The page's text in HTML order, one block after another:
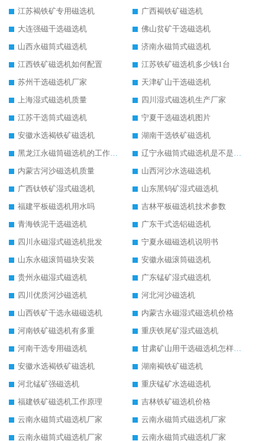
江苏褐铁矿专用磁选机
广西褐铁矿磁选机
大连强磁干选磁选机
佛山贫矿干选磁选机
山西永磁筒式磁选机
济南永磁筒式磁选机
江西铁矿磁选机如何配置
江苏铁矿磁选机多少钱1台
苏州干选磁选机厂家
天津矿山干选磁选机
上海湿式磁选机质量
四川湿式磁选机生产厂家
江苏干选筒式磁选机
宁夏干选磁选机图片
安徽水选褐铁矿磁选机
湖南干选铁矿磁选机
黑龙江永磁筒磁选机的工作原理
辽宁永磁筒式磁选机是不是强磁
内蒙古河沙磁选机质量
山西河沙水选磁选机
广西钛铁矿湿式磁选机
山东黑钨矿湿式磁选机
福建平板磁选机用水吗
吉林平板磁选机技术参数
青海铁泥干选磁选机
广东干式选铝磁选机
四川永磁湿式磁选机批发
宁夏永磁磁选机说明书
山东永磁滚筒磁块安装
安徽永磁滚筒磁选机
贵州永磁湿式磁选机
广东锰矿湿式磁选机
四川优质河沙磁选机
河北河沙磁选机
山西铁矿干选永磁磁选机
内蒙古永磁湿式磁选机价格
河南铁矿磁选机有多重
重庆铁尾矿湿式磁选机
河南干选专用磁选机
甘肃矿山用干选磁选机怎样调磁
安徽水选褐铁矿磁选机
湖南褐铁矿磁选机
河北锰矿强磁选机
重庆锰矿水选磁选机
福建铁矿磁选机工作原理
吉林铁矿磁选机价格
云南永磁筒式磁选机厂家
云南永磁筒式磁选机厂家
云南永磁筒式磁选机厂家
云南永磁筒式磁选机厂家